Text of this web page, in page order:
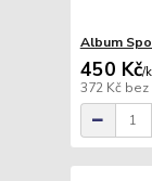
Album
450 Kč/
372 Kč bez